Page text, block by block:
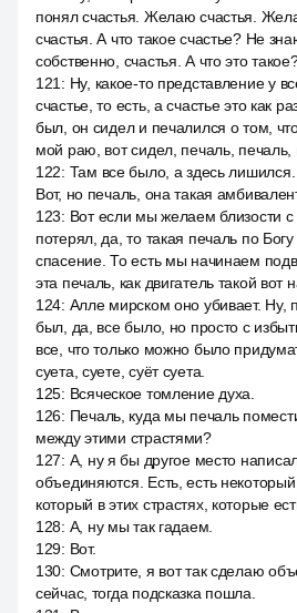
понял счастья. Желаю счастья.
счастья. А что такое счастье? Не
собственно, счастья. А что это
121 : Ну, какое-то представление у
счастье, то есть, а счастье это как
был, он сидел и печалился о том,
мой раю, вот сидел, печаль, печаль,
122: Там все было, а здесь
Вот, но печаль, она такая
123: Вот если мы желаем близости
потерял, да, то такая печаль по
спасение. То есть мы начинаем
эта печаль, как двигатель такой вот
124: Алле мирском оно убивает. Ну,
был, да, все было, но просто с
все, что только можно было
суета, суете, суёт суета.
125: Всяческое томление духа.
126: Печаль, куда мы печаль
между этими страстями?
127: А, ну я бы другое место
объединяются. Есть, есть
который в этих страстях, которые
128: А, ну мы так гадаем.
129: Вот.
130: Смотрите, я вот так сделаю
сейчас, тогда подсказка пошла.